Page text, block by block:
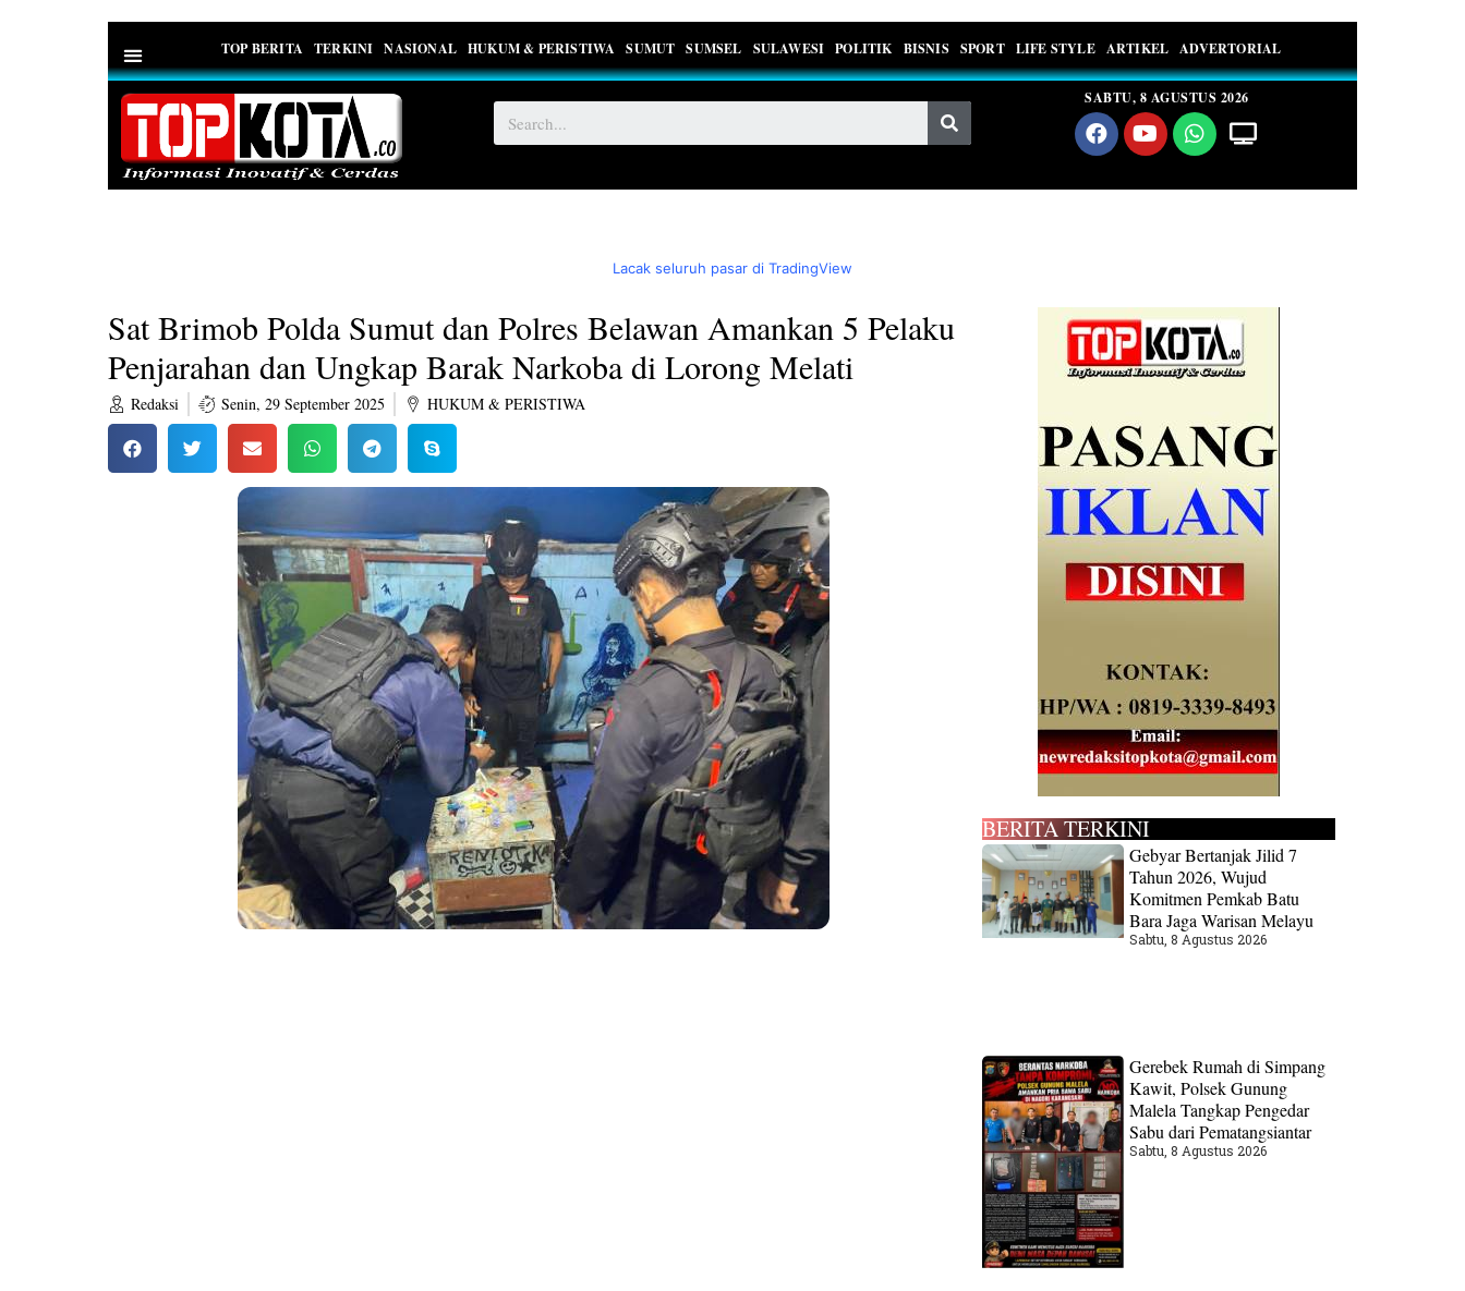
TOP BERITA TERKINI NASIONAL HUKUM & PERISTIWA SUMUT SUMSEL SULAWESI POLITIK BISNIS SPORT LIFE STYLE ARTIKEL ADVERTORIAL
SABTU, 8 AGUSTUS 2026
Lacak seluruh pasar di TradingView
Sat Brimob Polda Sumut dan Polres Belawan Amankan 5 Pelaku
Penjarahan dan Ungkap Barak Narkoba di Lorong Melati
Redaksi Senin, 29 September 2025 HUKUM & PERISTIWA
BERITA TERKINI
Gebyar Bertanjak Jilid 7
Tahun 2026, Wujud
Komitmen Pemkab Batu
Bara Jaga Warisan Melayu
Sabtu, 8 Agustus 2026
Gerebek Rumah di Simpang
Kawit, Polsek Gunung
Malela Tangkap Pengedar
Sabu dari Pematangsiantar
Sabtu, 8 Agustus 2026